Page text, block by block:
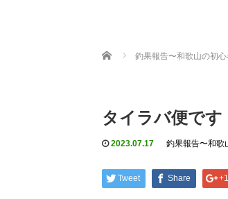
Home 釣果報告〜和歌山の初
タイラバ便です
2023.07.17 釣果報告〜和歌
Tweet Share +1